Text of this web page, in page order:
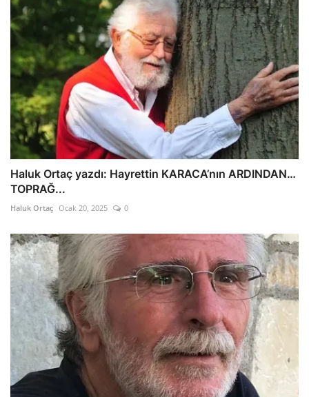
Haluk Ortaç yazdı: Hayrettin KARACA’nın ARDINDAN…
TOPRAĞ...
Haluk Ortaç Ocak 20, 2025 0